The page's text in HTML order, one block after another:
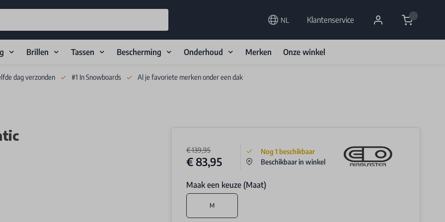
NL Klantenservice Cart
Brillen Tassen Bescherming Onderhoud Merken Onze winkel
dag verzonden #1 In Snowboards Al je favoriete merken onder een dak
€ 139,95
€ 83,95
Nog 1 beschikbaar
Beschikbaar in winkel
Maak een keuze (Maat)
M